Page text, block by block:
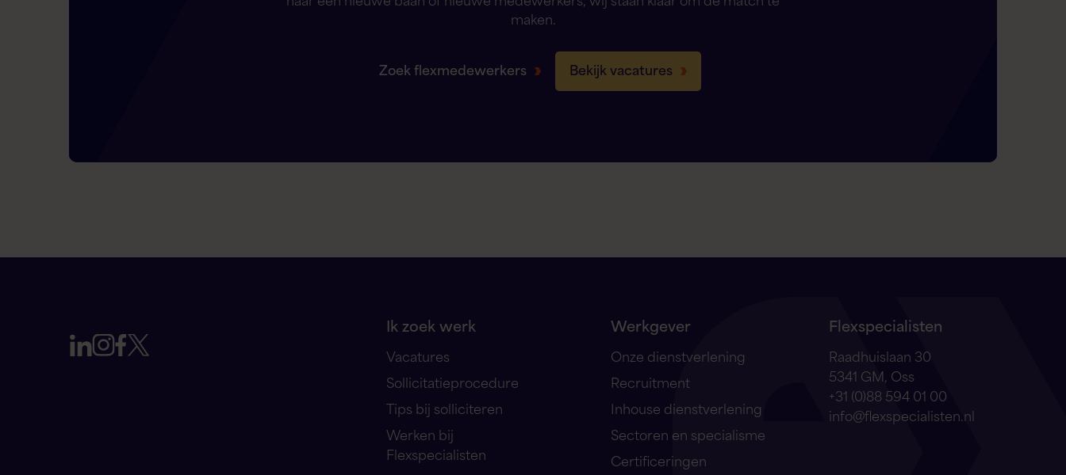
maken.
Zoek flexmedewerkers Bekijk vacatures
Ik zoek werk
Vacatures
Sollicitatieprocedure
Tips bij solliciteren
Werken bij
Flexspecialisten
Werkgever
Onze dienstverlening
Recruitment
Inhouse dienstverlening
Sectoren en specialisme
Certificeringen
Flexspecialisten
Raadhuislaan 30
5341 GM, Oss
+31 (0)88 594 01 00
info@flexspecialisten.nl